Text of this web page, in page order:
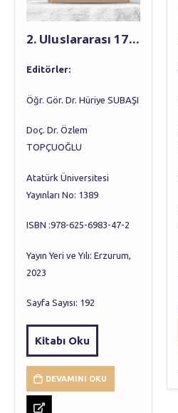
2. Uluslararası 17. Ulusal Büro Yönetimi ve Sekreterlik Kongresi Bildiri Kitabı
Editörler:
Öğr. Gör. Dr. Hüriye SUBAŞI
Doç. Dr. Özlem
TOPÇUOĞLU
Atatürk Üniversitesi
Yayınları No: 1389
ISBN :978-625-6983-47-2
Yayın Yeri ve Yılı: Erzurum,
2023
Sayfa Sayısı: 192
Kitabı Oku
DEVAMINI OKU